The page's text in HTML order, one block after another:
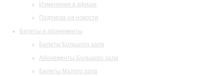
Изменения в афише
Подписка на новости
Билеты и абонементы
Билеты Большого зала
Абонементы Большого зала
Билеты Малого зала